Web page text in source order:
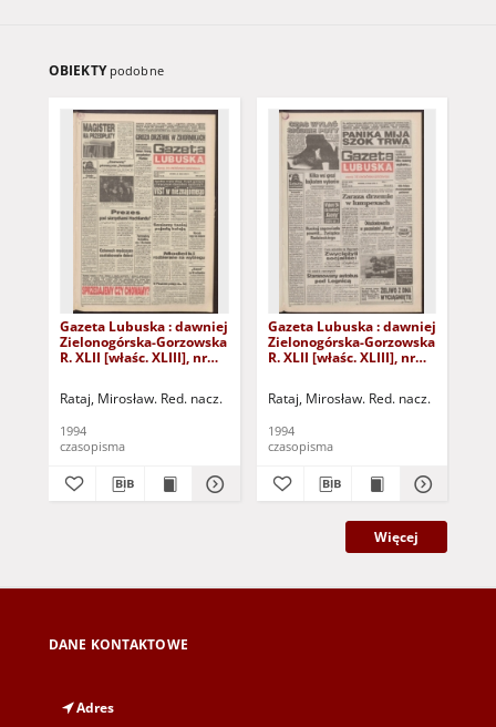
OBIEKTY podobne
Gazeta Lubuska : dawniej
Zielonogórska-Gorzowska
R. XLII [właśc. XLIII], nr
Rataj, Mirosław. Red. nacz.
1994
czasopisma
Gazeta Lubuska : dawniej
Zielonogórska-Gorzowska
R. XLII [właśc. XLIII], nr
Rataj, Mirosław. Red. nacz.
1994
czasopisma
Więcej
DANE KONTAKTOWE
Adres